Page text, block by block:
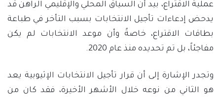
عملية الاقتراع، بيد أن السياق المحلي والإقليمي الراهن قد
يدحض إدعاءات تأجيل الانتخابات بسبب التأخر في طباعة
بطاقات الاقتراع، خاصةً وأن موعد الانتخابات لم يكن
مفاجئاً، بل تم تحديده منذ عام 2020.
وتجدر الإشارة إلى أن قرار تأجيل الانتخابات الإثيوبية يعد
هو الثاني من نوعه خلال الأشهر الأخيرة، فقد كان من